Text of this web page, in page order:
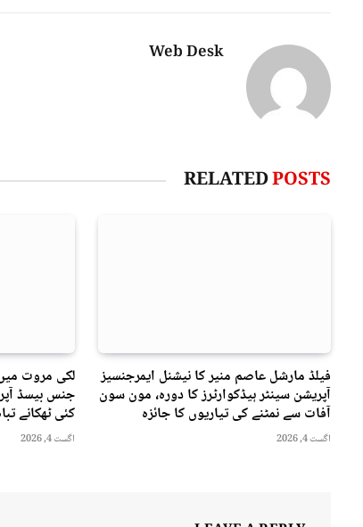
Web Desk
RELATEDPOSTS
فیلڈ مارشل عاصم منیر کا نیشنل ایمرجنسیز
آپریشن سینٹر ہیڈکوارٹرز کا دورہ، مون سون
آفات سے نمٹنے کی تیاریوں کا جائزہ
اگست 4, 2026
لکی مروت
جنس بیسڈ
کئی ٹھکانے
اگست 4, 2026